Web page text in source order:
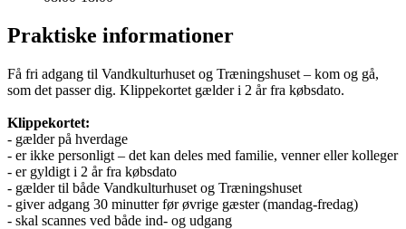
Praktiske informationer
Få fri adgang til Vandkulturhuset og Træningshuset – kom og gå,
som det passer dig. Klippekortet gælder i 2 år fra købsdato.
Klippekortet:
- gælder på hverdage
- er ikke personligt – det kan deles med familie, venner eller kolleger
- er gyldigt i 2 år fra købsdato
- gælder til både Vandkulturhuset og Træningshuset
- giver adgang 30 minutter før øvrige gæster (mandag-fredag)
- skal scannes ved både ind- og udgang